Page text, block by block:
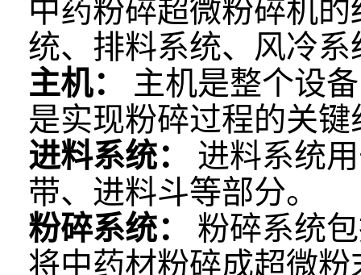
中药粉碎超微粉碎机
统、排料系统、风冷
主机：
主机是整个设
是实现粉碎过程的关键
进料系统：
进料系统
带、进料斗等部分。
粉碎系统：
粉碎系统
将中药材粉碎成超微粉